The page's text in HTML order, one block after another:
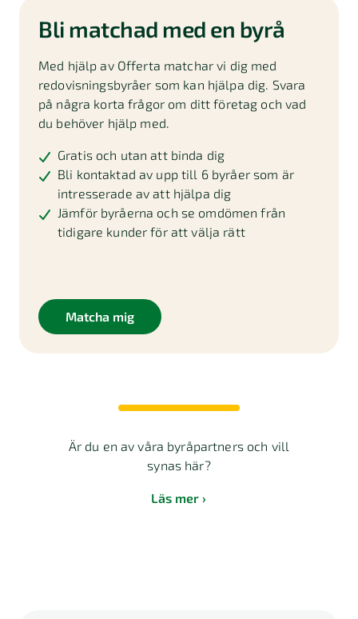
Bli matchad med en byrå
Med hjälp av Offerta matchar vi dig med
redovisningsbyråer som kan hjälpa dig. Svara
på några korta frågor om ditt företag och vad
du behöver hjälp med.
Gratis och utan att binda dig
Bli kontaktad av upp till 6 byråer som är
intresserade av att hjälpa dig
Jämför byråerna och se omdömen från
tidigare kunder för att välja rätt
Matcha mig
Är du en av våra byråpartners och vill
synas här?
Läs mer